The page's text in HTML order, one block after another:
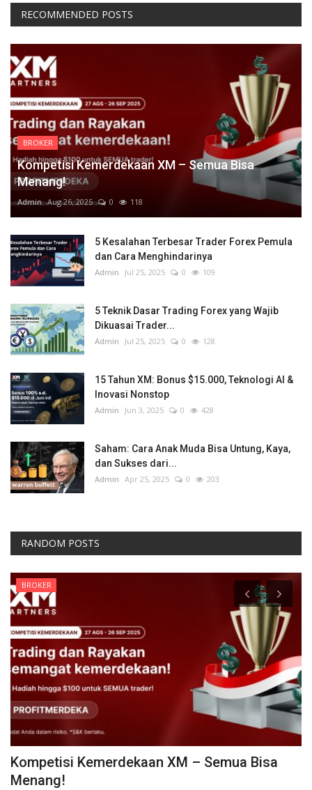
RECOMMENDED POSTS
BROKER
Kompetisi Kemerdekaan XM – Semua Bisa
Menang!
Admin Aug 26, 2025 0 118
5 Kesalahan Terbesar Trader Forex Pemula
dan Cara Menghindarinya
Admin Jul 25, 2025 0 109
5 Teknik Dasar Trading Forex yang Wajib
Dikuasai Trader...
Admin Jul 25, 2025 0 128
15 Tahun XM: Bonus $15.000, Teknologi AI &
Inovasi Nonstop
Admin Jun 3, 2025 0 428
Saham: Cara Anak Muda Bisa Untung, Kaya,
dan Sukses dari...
Admin Apr 25, 2025 0 203
RANDOM POSTS
BROKER
Kompetisi Kemerdekaan XM – Semua Bisa
Menang!